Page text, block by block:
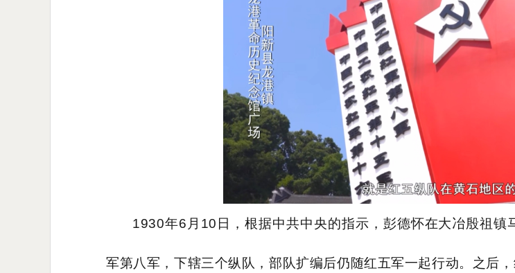
1930年6月10日，根据中共中央的指示，彭德怀在大冶殷祖
军第八军，下辖三个纵队，部队扩编后仍随红五军一起行动。之后